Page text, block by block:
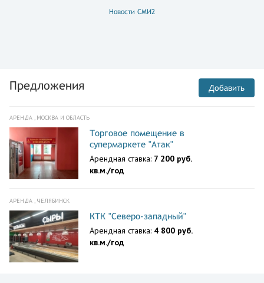
Новости СМИ2
Предложения Добавить
АРЕНДА , МОСКВА И ОБЛАСТЬ
Торговое помещение в
супермаркете "Атак"
Арендная ставка: 7 200 руб.
кв.м./год
АРЕНДА , ЧЕЛЯБИНСК
КТК "Северо-западный"
Арендная ставка: 4 800 руб.
кв.м./год